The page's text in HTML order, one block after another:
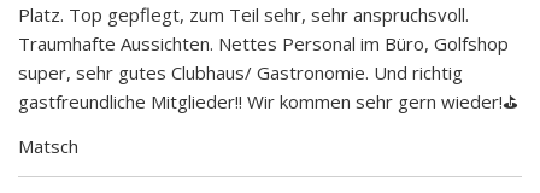
Platz. Top gepflegt, zum Teil sehr, sehr anspruchsvoll.
Traumhafte Aussichten. Nettes Personal im Büro, Golfshop
super, sehr gutes Clubhaus/ Gastronomie. Und richtig
gastfreundliche Mitglieder!! Wir kommen sehr gern wieder!⛳️
Matsch